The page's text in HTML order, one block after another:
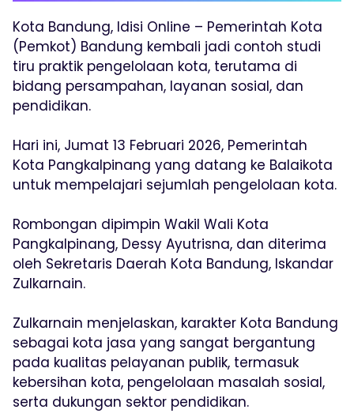
Kota Bandung, Idisi Online – Pemerintah Kota
(Pemkot) Bandung kembali jadi contoh studi
tiru praktik pengelolaan kota, terutama di
bidang persampahan, layanan sosial, dan
pendidikan.
Hari ini, Jumat 13 Februari 2026, Pemerintah
Kota Pangkalpinang yang datang ke Balaikota
untuk mempelajari sejumlah pengelolaan kota.
Rombongan dipimpin Wakil Wali Kota
Pangkalpinang, Dessy Ayutrisna, dan diterima
oleh Sekretaris Daerah Kota Bandung, Iskandar
Zulkarnain.
Zulkarnain menjelaskan, karakter Kota Bandung
sebagai kota jasa yang sangat bergantung
pada kualitas pelayanan publik, termasuk
kebersihan kota, pengelolaan masalah sosial,
serta dukungan sektor pendidikan.